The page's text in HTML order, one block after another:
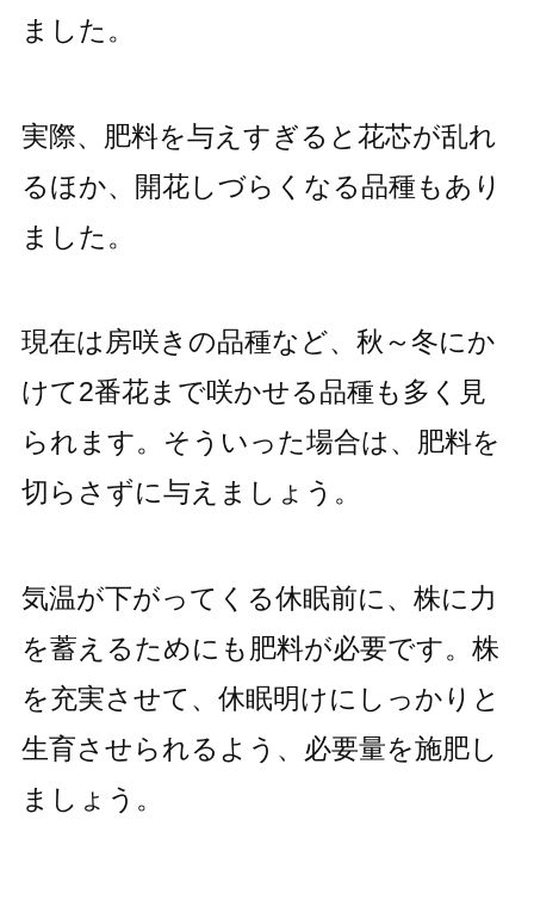
ました。
実際、肥料を与えすぎると花芯が乱れ
るほか、開花しづらくなる品種もあり
ました。
現在は房咲きの品種など、秋～冬にか
けて2番花まで咲かせる品種も多く見
られます。そういった場合は、肥料を
切らさずに与えましょう。
気温が下がってくる休眠前に、株に力
を蓄えるためにも肥料が必要です。株
を充実させて、休眠明けにしっかりと
生育させられるよう、必要量を施肥し
ましょう。